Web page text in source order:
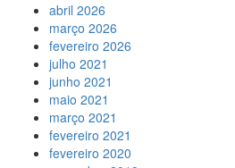
abril 2026
março 2026
fevereiro 2026
julho 2021
junho 2021
maio 2021
março 2021
fevereiro 2021
fevereiro 2020